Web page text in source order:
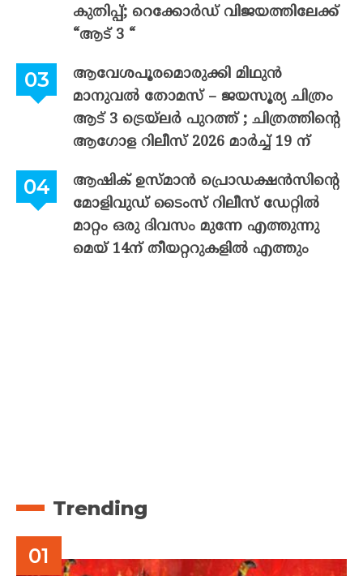
കുതിപ്പ്; റെക്കോർഡ് വിജയത്തിലേക്ക്
“ആട് 3 “
ആവേശപൂരമൊരുക്കി മിഥുൻ
മാനുവൽ തോമസ് – ജയസൂര്യ ചിത്രം
ആട് 3 ട്രെയ്‌ലർ പുറത്ത് ; ചിത്രത്തിന്റെ
ആഗോള റിലീസ് 2026 മാർച്ച് 19 ന്
ആഷിക് ഉസ്മാൻ പ്രൊഡക്ഷൻസിന്റെ
മോളിവുഡ് ടൈംസ് റിലീസ് ഡേറ്റിൽ
മാറ്റം ഒരു ദിവസം മുന്നേ എത്തുന്നു
മെയ് 14ന് തീയറ്ററുകളിൽ എത്തും
Trending